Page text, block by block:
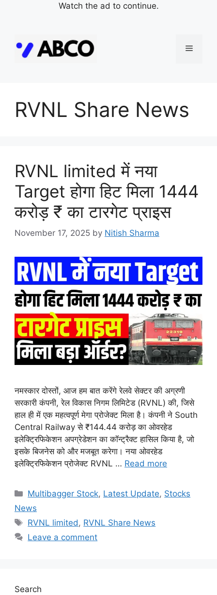
Watch the ad to continue.
content
Menu
RVNL Share News
RVNL limited में नया
Target होगा हिट मिला 1444
करोड़ ₹ का टारगेट प्राइस
November 17, 2025 by Nitish Sharma
नमस्कार दोस्तों, आज हम बात करेंगे रेलवे सेक्टर की अग्रणी
सरकारी कंपनी, रेल विकास निगम लिमिटेड (RVNL) की, जिसे
हाल ही में एक महत्वपूर्ण मेगा प्रोजेक्ट मिला है। कंपनी ने South
Central Railway से ₹144.44 करोड़ का ओवरहेड
इलेक्ट्रिफिकेशन अपग्रेडेशन का कॉन्ट्रैक्ट हासिल किया है, जो
इसके बिजनेस को और मजबूत करेगा। नया ओवरहेड
इलेक्ट्रिफिकेशन प्रोजेक्ट RVNL … Read more
Categories
Multibagger Stock, Latest Update, Stocks
News
Tags
RVNL limited , RVNL Share News
Leave a comment
Search